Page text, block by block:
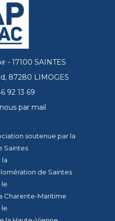
- 17100 SAINTES
87280 LIMOGES
92 13 69
par mail
soutenue par la
Saintes
, la
de Saintes
, le
Charente-Maritime
, le